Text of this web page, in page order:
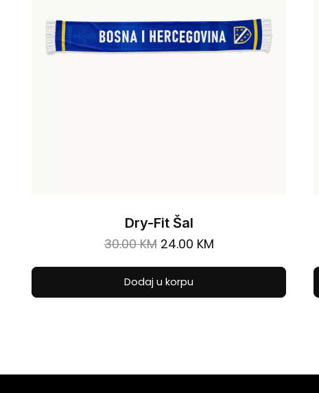
Dry-Fit Šal
30.00KM Original
was:
30.00 KM.
24.00 KMCurrent
24.00 KM.
Dodaj u korpu